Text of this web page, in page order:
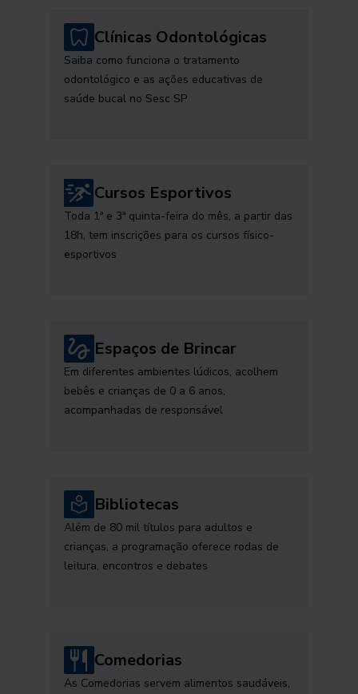
Clínicas Odontológicas
Saiba como funciona o tratamento
odontológico e as ações educativas de
saúde bucal no Sesc SP
Cursos Esportivos
Toda 1ª e 3ª quinta-feira do mês, a partir das
18h, tem inscrições para os cursos físico-
esportivos
Espaços de Brincar
Em diferentes ambientes lúdicos, acolhem
bebês e crianças de 0 a 6 anos,
acompanhadas de responsável
Bibliotecas
Além de 80 mil títulos para adultos e
crianças, a programação oferece rodas de
leitura, encontros e debates
Comedorias
As Comedorias servem alimentos saudáveis,